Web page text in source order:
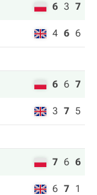
6 3 7
4 6 6
6 6 7
3 7 5
7 6 6
6 7 1